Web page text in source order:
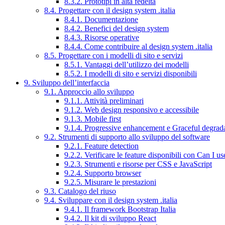
8.4. Progettare con il design system .italia
8.4.1. Documentazione
8.4.2. Benefici del design system
8.4.3. Risorse operative
8.4.4. Come contribuire al design system .italia
8.5. Progettare con i modelli di sito e servizi
8.5.1. Vantaggi dell’utilizzo dei modelli
8.5.2. I modelli di sito e servizi disponibili
9. Sviluppo dell’interfaccia
9.1. Approccio allo sviluppo
9.1.1. Attività preliminari
9.1.2. Web design responsivo e accessibile
9.1.3. Mobile first
9.1.4. Progressive enhancement e Graceful
9.2. Strumenti di supporto allo sviluppo del software
9.2.1. Feature detection
9.2.2. Verificare le feature disponibili con Can I
9.2.3. Strumenti e risorse per CSS e JavaScript
9.2.4. Supporto browser
9.2.5. Misurare le prestazioni
9.3. Catalogo del riuso
9.4. Sviluppare con il design system .italia
9.4.1. Il framework Bootstrap Italia
9.4.2. Il kit di sviluppo React